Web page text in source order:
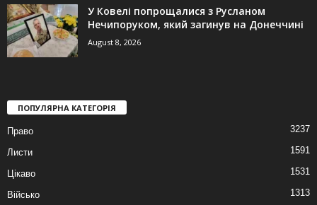
У Ковелі попрощалися з Русланом
Нечипоруком, який загинув на Донеччині
August 8, 2026
ПОПУЛЯРНА КАТЕГОРІЯ
Право 3237
Листи 1591
Цікаво 1531
Військо 1313